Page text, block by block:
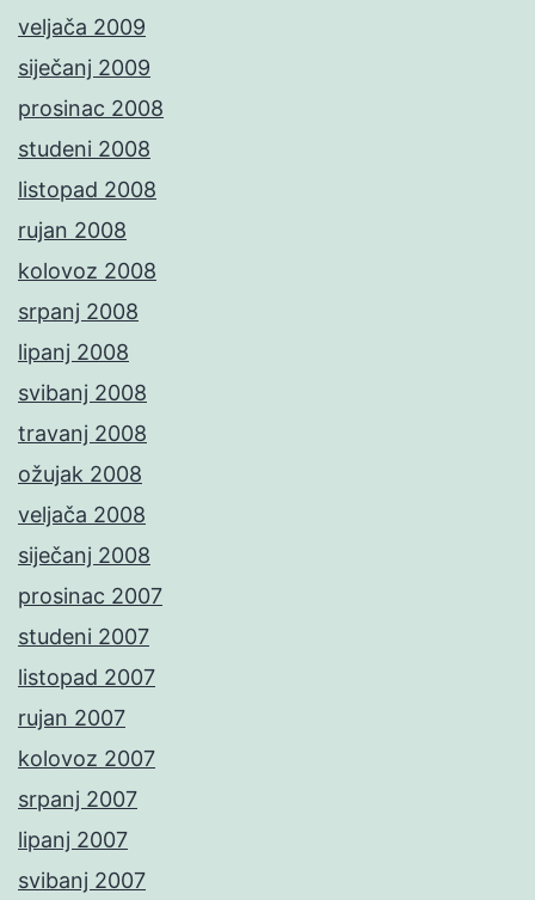
veljača 2009
siječanj 2009
prosinac 2008
studeni 2008
listopad 2008
rujan 2008
kolovoz 2008
srpanj 2008
lipanj 2008
svibanj 2008
travanj 2008
ožujak 2008
veljača 2008
siječanj 2008
prosinac 2007
studeni 2007
listopad 2007
rujan 2007
kolovoz 2007
srpanj 2007
lipanj 2007
svibanj 2007